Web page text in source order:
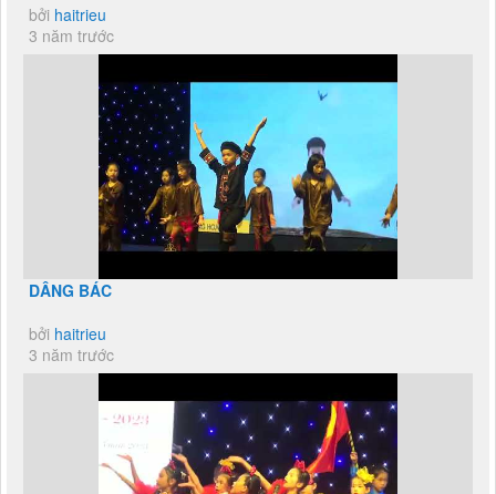
bởi haitrieu
3 năm trước
DÂNG BÁC
bởi haitrieu
3 năm trước